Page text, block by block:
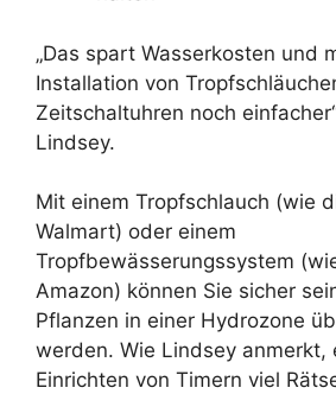
„Das spart Wasserkosten und
Installation von
Zeitschaltuhren noch
Lindsey.
Mit einem Tropfschlauch (wie
Walmart) oder einem
Tropfbewässerungssystem
Amazon) können Sie sicher
Pflanzen in einer Hydrozone
werden. Wie Lindsey
Einrichten von Timern viel